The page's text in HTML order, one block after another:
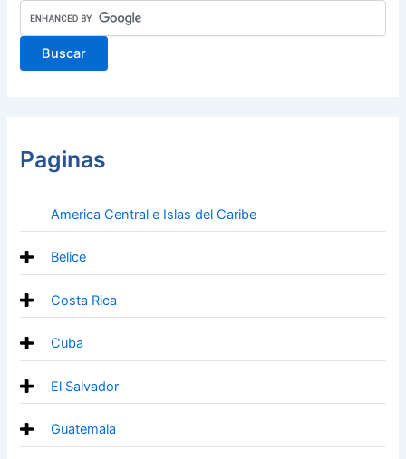
Paginas
America Central e Islas del Caribe
Belice
Costa Rica
Cuba
El Salvador
Guatemala